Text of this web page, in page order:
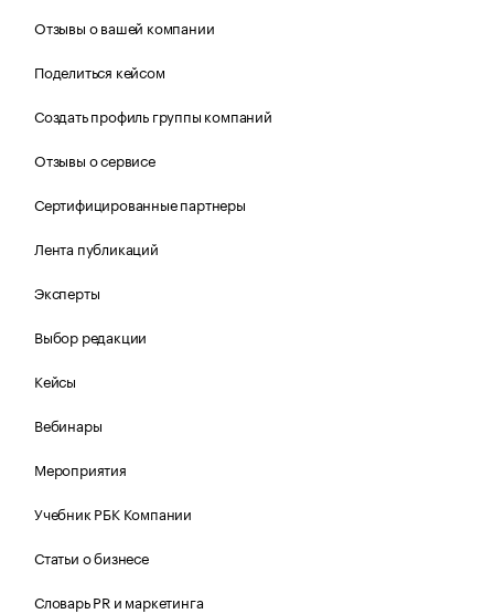
Отзывы о вашей компании
Поделиться кейсом
Создать профиль группы компаний
Отзывы о сервисе
Сертифицированные партнеры
Лента публикаций
Эксперты
Выбор редакции
Кейсы
Вебинары
Мероприятия
Учебник РБК Компании
Статьи о бизнесе
Словарь PR и маркетинга